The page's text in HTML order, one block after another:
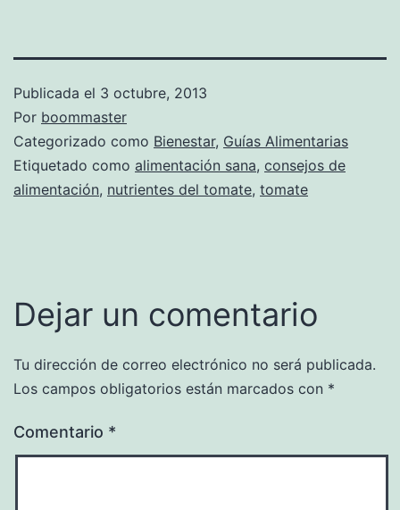
Publicada el 3 octubre, 2013
Por boommaster
Categorizado como Bienestar, Guías Alimentarias
Etiquetado como alimentación sana, consejos de
alimentación, nutrientes del tomate, tomate
Dejar un comentario
Tu dirección de correo electrónico no será publicada.
Los campos obligatorios están marcados con *
Comentario *